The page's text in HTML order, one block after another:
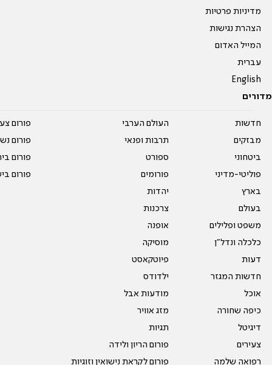
מדיניות פרטיות
הצהרת נגישות
המייל האדום
עברית
English
מדורים
חדשות
מבזקים
ביטחוני
פוליטי-מדיני
בארץ
בעולם
משפט ופלילים
כלכלה ונדל"ן
דעות
חדשות המגזר
אוכל
כיפה שחורה
דיגיטל
צעירים
רפואה שלמה
העולם הערבי
תרבות ופנאי
ספורט
פורומים
יהדות
צרכנות
אופנה
מוסיקה
פיוטקאסט
ילדודס
מודעות אבל
מזג אוויר
תגיות
פורום הריון ולידה
פורום לקראת נישואין וזוגיות
פורום
פורום
פורום
פורום